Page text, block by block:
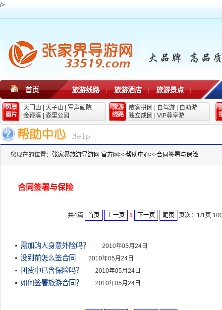
/>
首页 旅游线路 旅游酒店 旅游景点
风景
图片
天门山 天子山
军声画院
金鞭溪
森里公园
旅游
线路
散客拼团 自驾游
自助游
独立成团
VIP尊享游
您现在的位置： 张家界旅游导游网 官方网>>帮助中心>>合同签署与保险
合同签署与保险
共4篇 首页 上一页 1 下一页 尾页 页次：1/1页
需加购人身意外险吗？ 2010年05月24日
没到前怎么签合同 2010年05月24日
团费中已含保险吗？ 2010年05月24日
如何签署旅游合同？ 2010年05月24日